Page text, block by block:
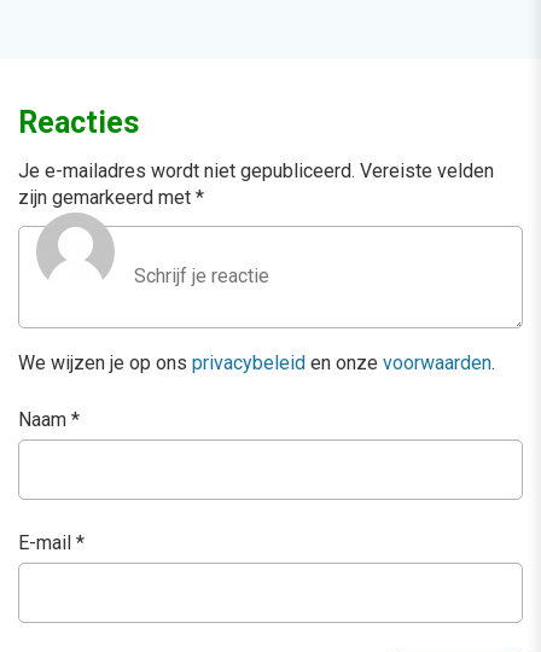
Reacties
Je e-mailadres wordt niet gepubliceerd. Vereiste velden
zijn gemarkeerd met *
We wijzen je op ons privacybeleid en onze voorwaarden.
Naam *
E-mail *